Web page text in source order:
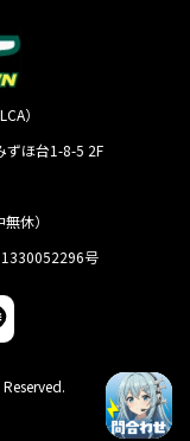
）
ずほ台1-8-5 2F
休）
号